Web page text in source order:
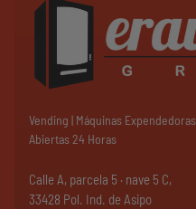
Vending | Máquinas
Abiertas 24 Horas
Calle A, parcela 5 · nave 5 C,
33428 Pol. Ind. de Asipo